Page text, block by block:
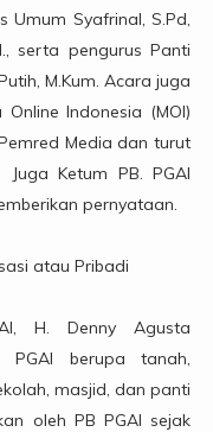
Umum Syafrinal, S.Pd,
serta pengurus Panti
M.Kum. Acara juga
Indonesia (MOI)
Media dan turut
Ketum PB. PGAI
pernyataan.
atau Pribadi
H. Denny Agusta
PGAI berupa tanah,
masjid, dan panti
oleh PB PGAI sejak